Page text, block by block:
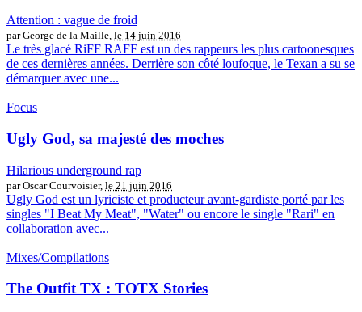
Attention : vague de froid
par George de la Maille, le 14 juin 2016
Le très glacé RiFF RAFF est un des rappeurs les plus cartoonesques
de ces dernières années. Derrière son côté loufoque, le Texan a su se
démarquer avec une...
Focus
Ugly God, sa majesté des moches
Hilarious underground rap
par Oscar Courvoisier, le 21 juin 2016
Ugly God est un lyriciste et producteur avant-gardiste porté par les
singles "I Beat My Meat", "Water" ou encore le single "Rari" en
collaboration avec...
Mixes/Compilations
The Outfit TX : TOTX Stories